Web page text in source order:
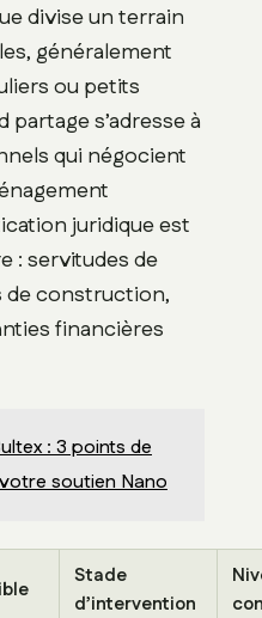
divise un terrain
généralement
ou petits
s’adresse à
qui négocient
juridique est
: servitudes de
de construction,
financières
: 3 points de
soutien Nano
Stade
d’intervention